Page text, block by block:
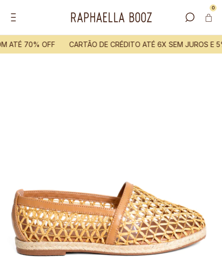
0
ATÉ 70% OFF CARTÃO DE CRÉDITO ATÉ 6X SEM JUROS E